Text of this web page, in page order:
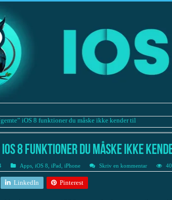
iOS 8 funktioner du måske ikke kender til
iOS 8 funktioner du måske ikke
Apps, iOS 8 iPad iPhone Skriv en kommentar
LinkedIn Pinterest